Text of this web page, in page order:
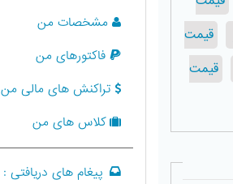
قیمت
قیمت
مشخصات من
فاکتورهای من
تراکنش های مالی من
کلاس های من
پیغام های دریافتی :